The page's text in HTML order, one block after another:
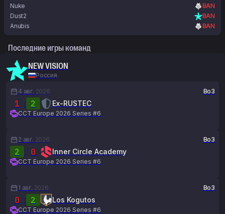
Nuke
BAN
Dust2
BAN
Anubis
BAN
Последние игры команд
NEW VISION
Россия
4 авг. 2026 Bo3
1 : 2 Ex-RUSTEC
CCT Europe 2026 Series #6
2 авг. 2026 Bo3
2 : 0 Inner Circle Academy
CCT Europe 2026 Series #6
1 авг. 2026 Bo3
0 : 2 Los Kogutos
CCT Europe 2026 Series #6